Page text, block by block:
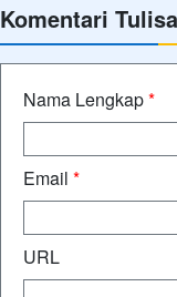
Komentari
Nama Lengkap*
Email *
URL